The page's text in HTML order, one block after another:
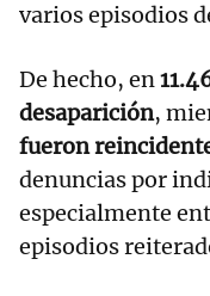
varios episodios
De hecho, en
desaparición,
fueron
denuncias por
especialmente
episodios